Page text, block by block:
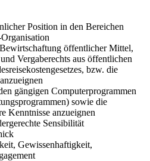
Position in den Bereichen
öffentlicher Mittel,
Vergaberechts aus öffentlichen
bzw. die
gängigen Computerprogrammen
sowie die
Kenntnisse anzueignen
Sensibilität
Gewissenhaftigkeit,